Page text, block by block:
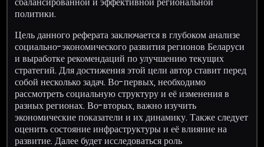
политики.
Цель данного реферата заключается в глубоком анализе
социально-экономического развития регионов Беларуси
и выработке рекомендаций по улучшению текущих
стратегий. Для достижения этой цели автор ставит перед
собой несколько задач. Во-первых, необходимо
рассмотреть социальную структуру и её изменения в
разных регионах. Во-вторых, важно изучить
экономические показатели и их динамику. Также следует
оценить состояние инфраструктуры и её влияние на
развитие. Далее будет исследоваться роль